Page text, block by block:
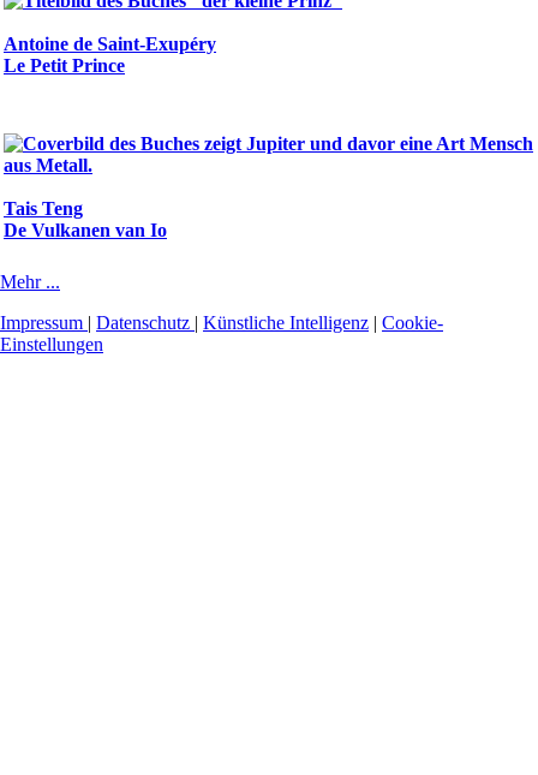
Antoine de Saint-Exupéry
Le Petit Prince
Tais Teng
De Vulkanen van Io
Mehr ...
Impressum | Datenschutz | Künstliche Intelligenz | Cookie-
Einstellungen